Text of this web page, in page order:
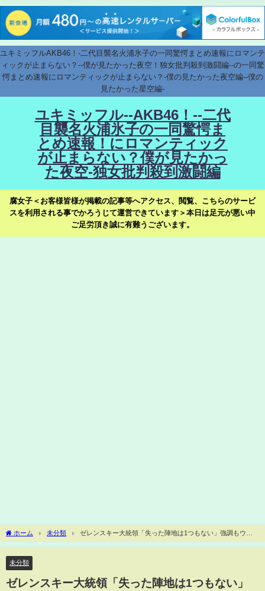
ユキミッフルAKB46！-二代目襲名火浦氷子の一同驚愕まとめ速報にロマンテ
ィックが止まらない？--僕が見たかった夜空！独女批判殺到激闘編--の一同驚
愕まとめ速報にロマンティックが止まらない？-僕の見たかった夜空編--僕の
見たかった星空編-
ユキミッフル--AKB46！--二代
目襲名火浦氷子の一同驚愕ま
とめ速報！にロマンティック
が止まらない？僕が見たかっ
た夜空-独女批判殺到激闘編
腐女子＜お客様皆様が掲載の記事等へアクセス、閲覧、こちらのサービ
スを利用される事でかろうじて運営できています＞本日は足元が悪い中
ご足労頂き誠に有難うございます。
ホーム 未分類
ゼレンスキー大統領「失った陣地は1つもない」強調もウ軍
が新たに奪還した集落は「1週間で1つ」にとどまる｜TBS NEWS DIG
未分類
ゼレンスキー大統領「失った陣地は1つもない」